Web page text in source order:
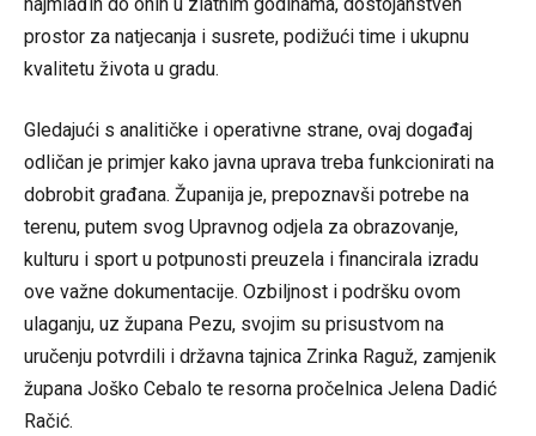
prostor za natjecanja i susrete, podižući time i ukupnu
kvalitetu života u gradu.
Gledajući s analitičke i operativne strane, ovaj događaj
odličan je primjer kako javna uprava treba funkcionirati na
dobrobit građana. Županija je, prepoznavši potrebe na
terenu, putem svog Upravnog odjela za obrazovanje,
kulturu i sport u potpunosti preuzela i financirala izradu
ove važne dokumentacije. Ozbiljnost i podršku ovom
ulaganju, uz župana Pezu, svojim su prisustvom na
uručenju potvrdili i državna tajnica Zrinka Raguž, zamjenik
župana Joško Cebalo te resorna pročelnica Jelena Dadić
Račić.